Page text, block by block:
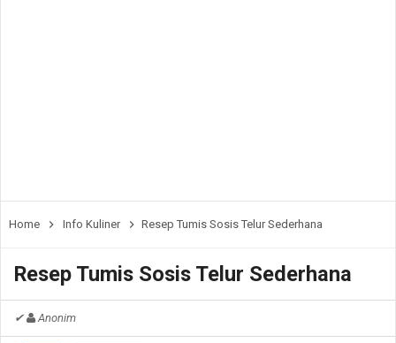
Home Info Kuliner Resep Tumis Sosis Telur Sederhana
Resep Tumis Sosis Telur Sederhana
✔ Anonim